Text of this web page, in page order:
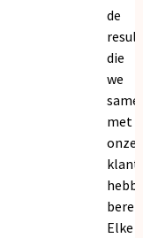
de
die
we
met
onze
Elke